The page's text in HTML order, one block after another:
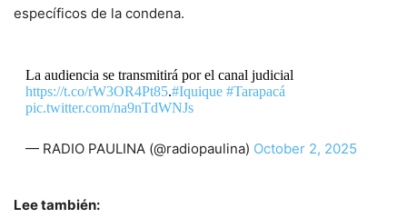
específicos de la condena.
La audiencia se transmitirá por el canal judicial
https://t.co/rW3OR4Pt85.#Iquique #Tarapacá
pic.twitter.com/na9nTdWNJs
— RADIO PAULINA (@radiopaulina) October 2, 2025
Lee también: